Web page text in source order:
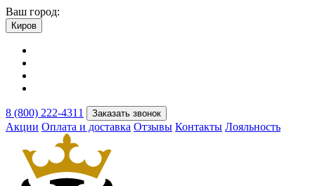
Ваш город:
Киров
8 (800) 222-4311 Заказать звонок
Акции Оплата и доставка Отзывы Контакты Лояльность